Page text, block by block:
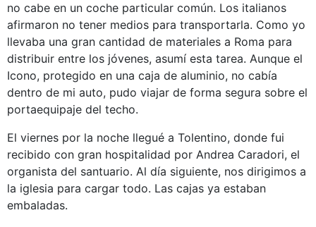
no cabe en un coche particular común. Los italianos
afirmaron no tener medios para transportarla. Como yo
llevaba una gran cantidad de materiales a Roma para
distribuir entre los jóvenes, asumí esta tarea. Aunque el
Icono, protegido en una caja de aluminio, no cabía
dentro de mi auto, pudo viajar de forma segura sobre el
portaequipaje del techo.
El viernes por la noche llegué a Tolentino, donde fui
recibido con gran hospitalidad por Andrea Caradori, el
organista del santuario. Al día siguiente, nos dirigimos a
la iglesia para cargar todo. Las cajas ya estaban
embaladas.